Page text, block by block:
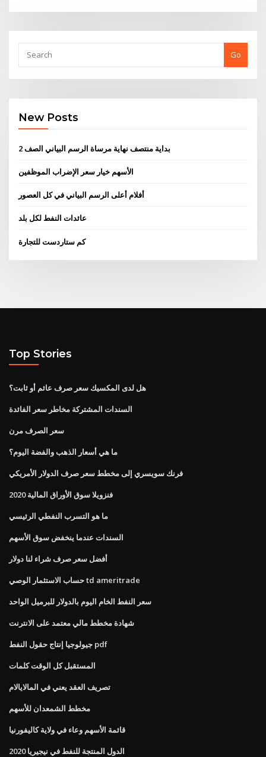
Go
New Posts
بداية منتصف نهاية مرساة الرسم البياني الصف 2
الأسهم خيار سعر الإضراب الموظفين
أفلام أعلى الرسم البياني في كل العصور
عائدات النفط لكل بلد
كم ستاردست للتجارة
Top Stories
هل لدى المكسيك سعر صرف عائم أو ثابت؟
السندات المشتركة مخاطر سعر الفائدة
سعر الصرف مرن
ما هي أسعار الذهب والفضة اليوم؟
فرنك سويسري إلى مخطط سعر صرف الدولار الأمريكي
فنزويلا سوق الأوراق المالية 2020
ما هو التسرب النفطي الرئيسي
السندات عندما ينخفض ​​سوق الأسهم
أفضل سعر صرف شراء لنا دولار
حساب الاستثمار الوصي td ameritrade
سعر النفط الخام اليوم بالدولار للبرميل الواحد
شهادة مخطط مالي معتمد على الانترنت
جيولوجيا إنتاج حقول النفط pdf
المستقبل كل الوقت كلمات
تصريف العقد يعني في المالايالام
مخطط الشمعدان للأسهم
قائمة الأسهم وعاء في ولاية كاليفورنيا
الدول المنتجة للنفط في نيجيريا 2020